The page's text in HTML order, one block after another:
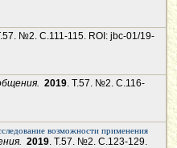
№2. С.111-115. ROI: jbc-01/19-
2019. Т.57. №2. С.116-
возможности применения
2019. Т.57. №2. С.123-129.